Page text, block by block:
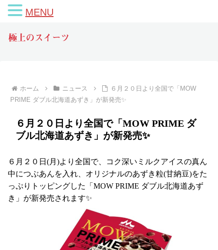
極上のスイーツ
ホーム ニュース
６月２０日より全国で「MOW
PRIME ダブル北海道あずき」が新発売✨
６月２０日より全国で「MOW PRIME ダ
ブル北海道あずき」が新発売✨
６月２０日(月)より全国で、コク深いミルクアイスの真ん
中につぶあんを入れ、オリジナルのあずき粒(甘納豆)をた
っぷりトッピングした「MOW PRIME ダブル北海道あず
き」が新発売されます✨
MENU